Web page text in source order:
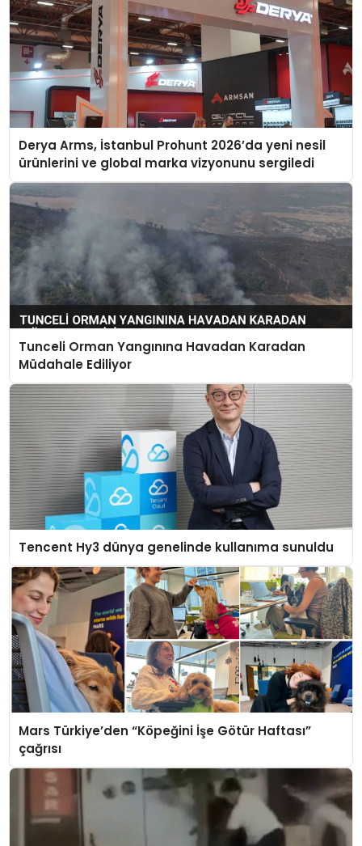
Derya Arms, İstanbul Prohunt 2026’da yeni nesil
ürünlerini ve global marka vizyonunu sergiledi
Tunceli Orman Yangınına Havadan Karadan
Müdahale Ediliyor
Tencent Hy3 dünya genelinde kullanıma sunuldu
Mars Türkiye’den “Köpeğini İşe Götür Haftası”
çağrısı